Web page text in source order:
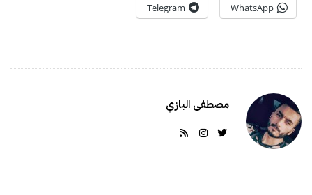
WhatsApp
Telegram
مصطفى البازي